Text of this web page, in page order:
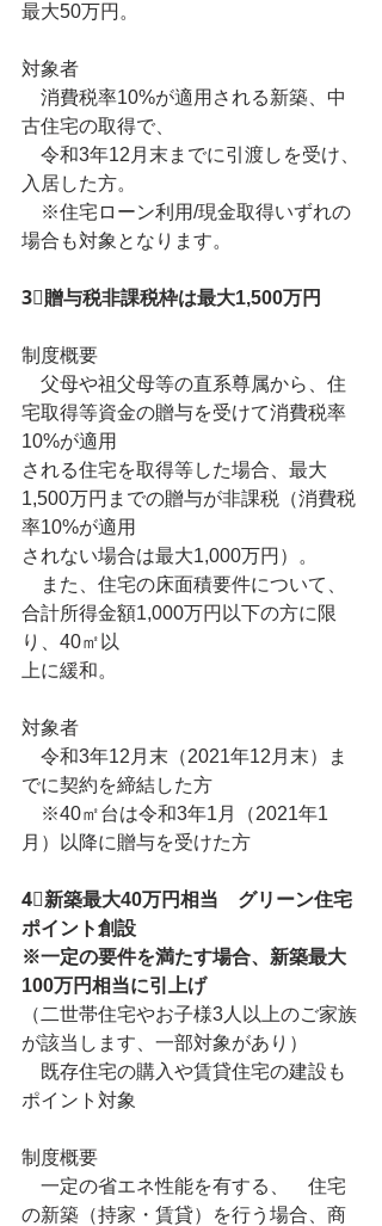
最大50万円。
対象者
消費税率10%が適用される新築、中
古住宅の取得で、
令和3年12月末までに引渡しを受け、
入居した方。
※住宅ローン利用/現金取得いずれの
場合も対象となります。
3⃣贈与税非課税枠は最大1,500万円
制度概要
父母や祖父母等の直系尊属から、住
宅取得等資金の贈与を受けて消費税率
10%が適用
される住宅を取得等した場合、最大
1,500万円までの贈与が非課税（消費税
率10%が適用
されない場合は最大1,000万円）。
また、住宅の床面積要件について、
合計所得金額1,000万円以下の方に限
り、40㎡以
上に緩和。
対象者
令和3年12月末（2021年12月末）ま
でに契約を締結した方
※40㎡台は令和3年1月（2021年1
月）以降に贈与を受けた方
4⃣新築最大40万円相当　グリーン住宅
ポイント創設
※一定の要件を満たす場合、新築最大
100万円相当に引上げ
（二世帯住宅やお子様3人以上のご家族
が該当します、一部対象があり）
既存住宅の購入や賃貸住宅の建設も
ポイント対象
制度概要
一定の省エネ性能を有する、　住宅
の新築（持家・賃貸）を行う場合、商